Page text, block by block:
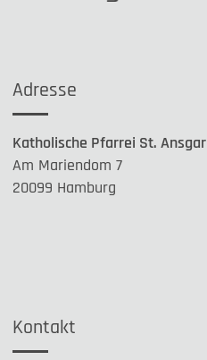
Adresse
Katholische Pfarrei St. Ansgar
Am Mariendom 7
20099 Hamburg
Kontakt